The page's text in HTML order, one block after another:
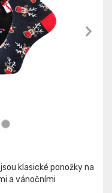
klasické ponožky na
a vánočními